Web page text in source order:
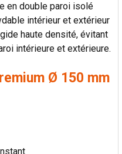
en double paroi isolé
intérieur et extérieur
haute densité, évitant
intérieure et extérieure.
Ø 150 mm